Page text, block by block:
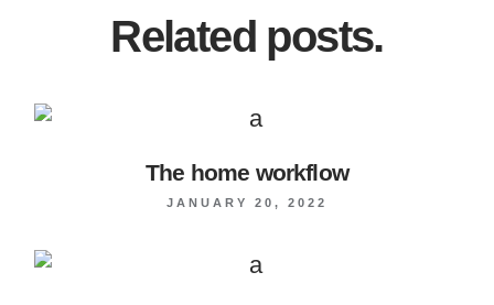
Related posts.
The home workflow
JANUARY 20, 2022